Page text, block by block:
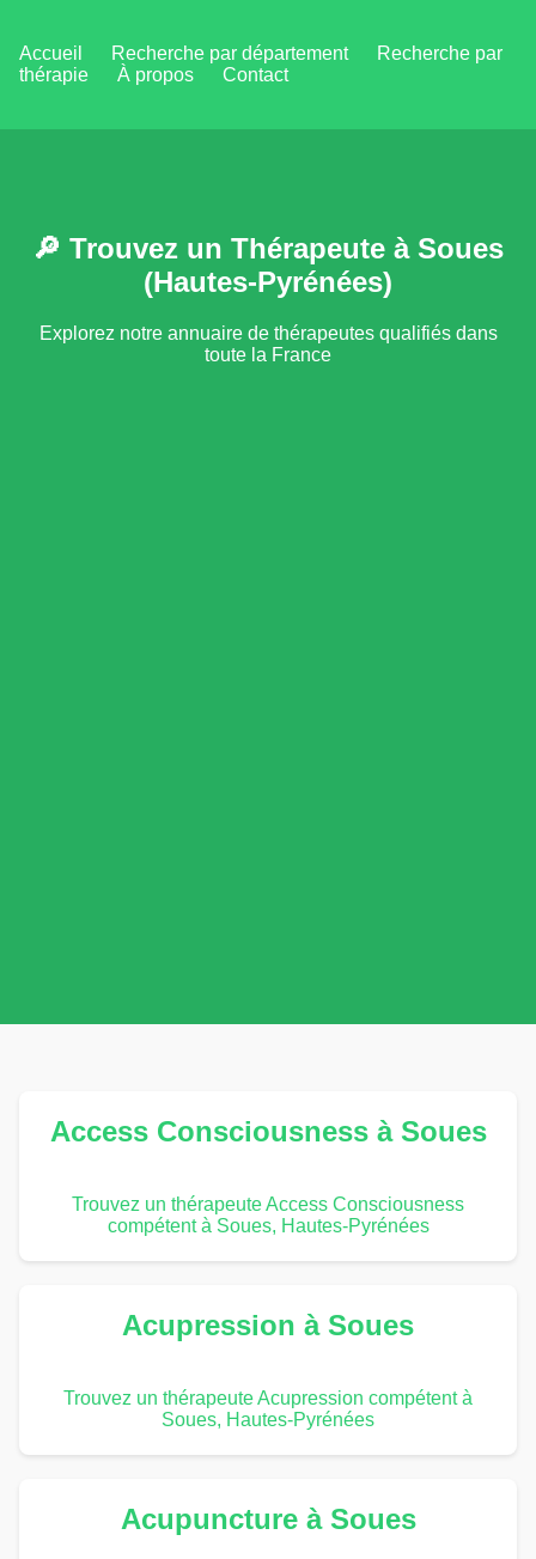
Accueil Recherche par département
Recherche par
thérapie
À propos Contact
🔎 Trouvez un Thérapeute à Soues
(Hautes-Pyrénées)
Explorez notre annuaire de thérapeutes qualifiés dans
toute la France
Access Consciousness à Soues
Trouvez un thérapeute Access Consciousness
compétent à Soues, Hautes-Pyrénées
Acupression à Soues
Trouvez un thérapeute Acupression compétent à
Soues, Hautes-Pyrénées
Acupuncture à Soues